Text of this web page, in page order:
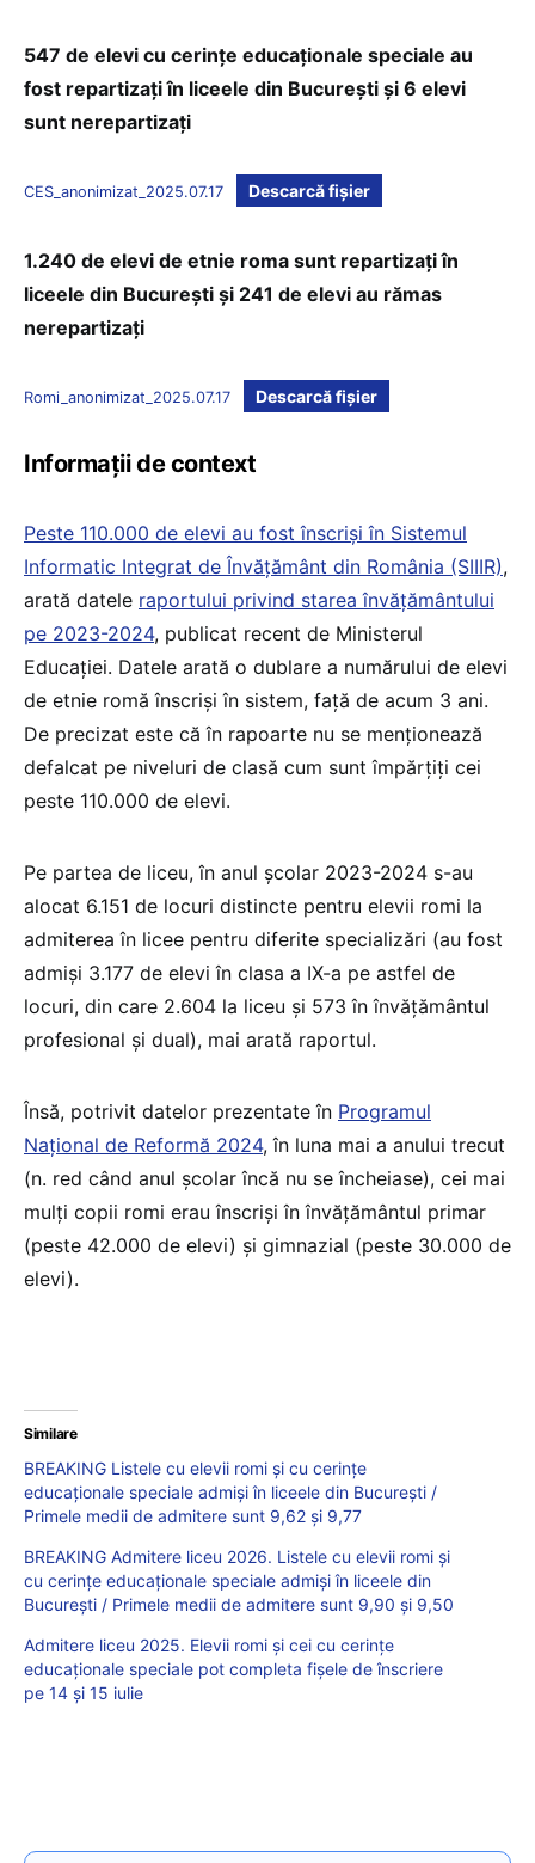
547 de elevi cu cerințe educaționale speciale au
fost repartizați în liceele din București și 6 elevi
sunt nerepartizați
CES_anonimizat_2025.07.17 Descarcă fișier
1.240 de elevi de etnie roma sunt repartizați în
liceele din București și 241 de elevi au rămas
nerepartizați
Romi_anonimizat_2025.07.17 Descarcă fișier
Informații de context
Peste 110.000 de elevi au fost înscriși în Sistemul
Informatic Integrat de Învățământ din România (SIIIR),
arată datele raportului privind starea învățământului
pe 2023-2024, publicat recent de Ministerul
Educației. Datele arată o dublare a numărului de elevi
de etnie romă înscriși în sistem, față de acum 3 ani.
De precizat este că în rapoarte nu se menționează
defalcat pe niveluri de clasă cum sunt împărțiți cei
peste 110.000 de elevi.
Pe partea de liceu, în anul școlar 2023-2024 s-au
alocat 6.151 de locuri distincte pentru elevii romi la
admiterea în licee pentru diferite specializări (au fost
admiși 3.177 de elevi în clasa a IX-a pe astfel de
locuri, din care 2.604 la liceu și 573 în învățământul
profesional și dual), mai arată raportul.
Însă, potrivit datelor prezentate în Programul
Național de Reformă 2024, în luna mai a anului trecut
(n. red când anul școlar încă nu se încheiase), cei mai
mulți copii romi erau înscriși în învățământul primar
(peste 42.000 de elevi) și gimnazial (peste 30.000 de
elevi).
Similare
BREAKING Listele cu elevii romi și cu cerințe
educaționale speciale admiși în liceele din București /
Primele medii de admitere sunt 9,62 și 9,77
BREAKING Admitere liceu 2026. Listele cu elevii romi și
cu cerințe educaționale speciale admiși în liceele din
București / Primele medii de admitere sunt 9,90 și 9,50
Admitere liceu 2025. Elevii romi și cei cu cerințe
educaționale speciale pot completa fișele de înscriere
pe 14 și 15 iulie